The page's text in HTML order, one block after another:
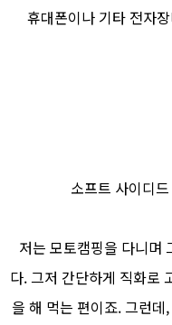
휴대폰이나 기타 전자
소프트 사이디
저는 모토캠핑을 다니며
다. 그저 간단하게 직화로
을 해 먹는 편이죠. 그런